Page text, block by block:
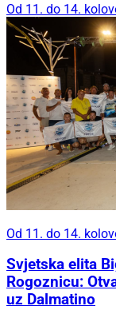
Od 11. do 14.
Od 11. do 14.
Svjetska elita
Rogoznicu:
uz Dalmatino